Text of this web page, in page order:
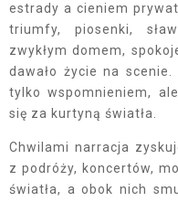
estrady a cieniem
triumfy, piosenki,
zwykłym domem,
dawało życie na
tylko wspomnieniem,
się za kurtyną światła.
Chwilami narracja
z podróży, koncertów,
światła, a obok nich